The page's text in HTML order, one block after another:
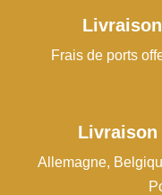
Frais de ports
Livraison
Allemagne,